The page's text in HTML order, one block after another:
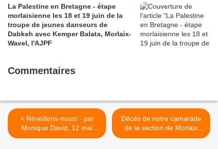
La Palestine en Bretagne - étape
morlaisienne les 18 et 19 juin de la
troupe de jeunes danseurs de
Dabkeh avec Kemper Balata, Morlaix-
Wavel, l'AJPF
Commentaires
< Réveillons-nous! - par
Monique David, 12 mai
2017
Décès de notre camarade
de la section de Morlaix
Jean Redou >